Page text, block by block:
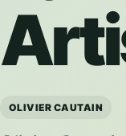
OLIVIER CAUTAIN